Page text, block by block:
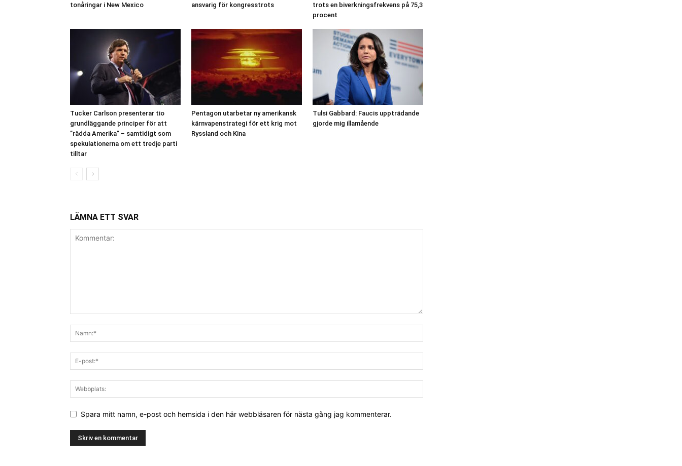
tonåringar i New Mexico
ansvarig för kongresstrots
trots en biverkningsfrekvens på 75,3
procent
Tucker Carlson presenterar tio
grundläggande principer för att
”rädda Amerika” – samtidigt som
spekulationerna om ett tredje parti
tilltar
Pentagon utarbetar ny amerikansk
kärnvapenstrategi för ett krig mot
Ryssland och Kina
Tulsi Gabbard: Faucis uppträdande
gjorde mig illamående
LÄMNA ETT SVAR
Spara mitt namn, e-post och hemsida i den här webbläsaren för nästa gång jag kommenterar.